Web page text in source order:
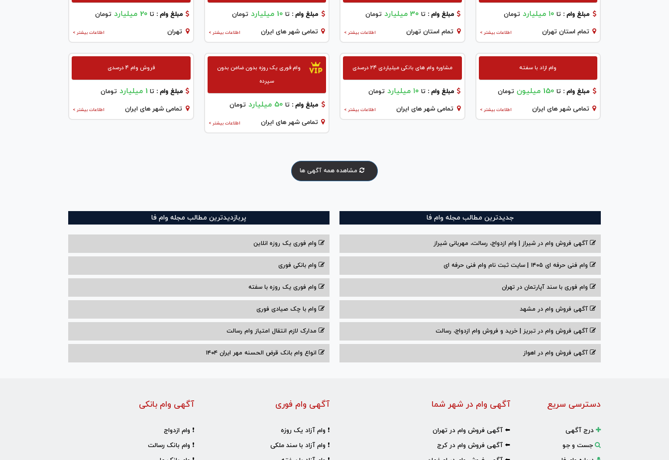
مبلغ وام : تا ۱۰ میلیارد تومان
اطلاعات بیشتر > تمام استان تهران
مبلغ وام :تا 30 میلیارد تومان
اطلاعات بیشتر > تمام استان تهران
مبلغ وام : تا 10 میلیارد تومان
اطلاعات بیشتر > تمامی شهر های ایران
مبلغ وام :تا 20 میلیارد تومان
اطلاعات بیشتر > تهران
وام ازاد با سفته
مبلغ وام : تا 150 میلیون تومان
اطلاعات بیشتر > تمامی شهر های ایران
مشاوره وام های بانکی میلیاردی ۲۴ درصدی
مبلغ وام :تا ۱۰ میلیارد تومان
اطلاعات بیشتر > تمامی شهر های ایران
وام فوری یک روزه بدون ضامن بدون
سپرده
مبلغ وام : تا 50 میلیارد تومان
اطلاعات بیشتر > تمامی شهر های ایران
فروش وام 4 درصدی
مبلغ وام :تا 1 میلیارد تومان
اطلاعات بیشتر > تمامی شهر های ایران
مشاهده همه آگهی ها
جدیدترین مطالب مجله وام فا
آگهی فروش وام در شیراز | وام ازدواج، رسالت، مهربانی شیراز
وام فنی حرفه ای ۱۴۰۵ | سایت ثبت نام وام فنی حرفه ای
وام فوری با سند آپارتمان در تهران
آگهی فروش وام در مشهد
آگهی فروش وام در تبریز | خرید و فروش وام ازدواج، رسالت
آگهی فروش وام در اهواز
پربازدیدترین مطالب مجله وام فا
وام فوری یک روزه انلاین
وام بانکی فوری
وام فوری یک روزه با سفته
وام با‌ چک صیادی‌ فوری
مدارک لازم انتقال امتیاز وام رسالت
انواع وام بانک قرض الحسنه مهر ایران ۱۴۰۴
آگهی وام بانکی
❗ وام ازدواج
❗ وام بانک رسالت
آگهی وام فوری
❗ وام آزاد یک روزه
❗ وام آزاد با سند ملکی
آگهی وام در شهر شما
⬅️ آگهی فروش وام در تهران
⬅️ آگهی فروش وام در کرج
دسترسی سریع
درج آگهی
جست و جو